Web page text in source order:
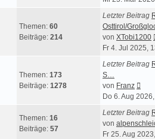
Themen: 60
Beiträge: 214
Letzter Beitrag
Osttirol/
von XTobi1200
Fr 4. Jul 2025,
Themen: 173
Beiträge: 1278
Letzter Beitrag
S…
von Franz
Do 6. Aug
Themen: 16
Beiträge: 57
Letzter Beitrag
von
Fr 25. Aug